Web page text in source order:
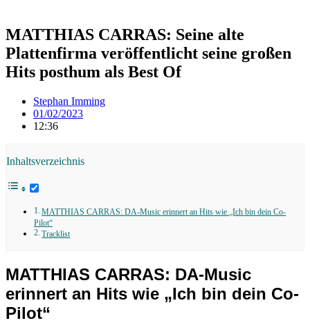
MATTHIAS CARRAS: Seine alte
Plattenfirma veröffentlicht seine großen
Hits posthum als Best Of
Stephan Imming
01/02/2023
12:36
Inhaltsverzeichnis
MATTHIAS CARRAS: DA-Music erinnert an Hits wie „Ich bin dein Co-
Pilot“
Tracklist
MATTHIAS CARRAS: DA-Music
erinnert an Hits wie „Ich bin dein Co-
Pilot“